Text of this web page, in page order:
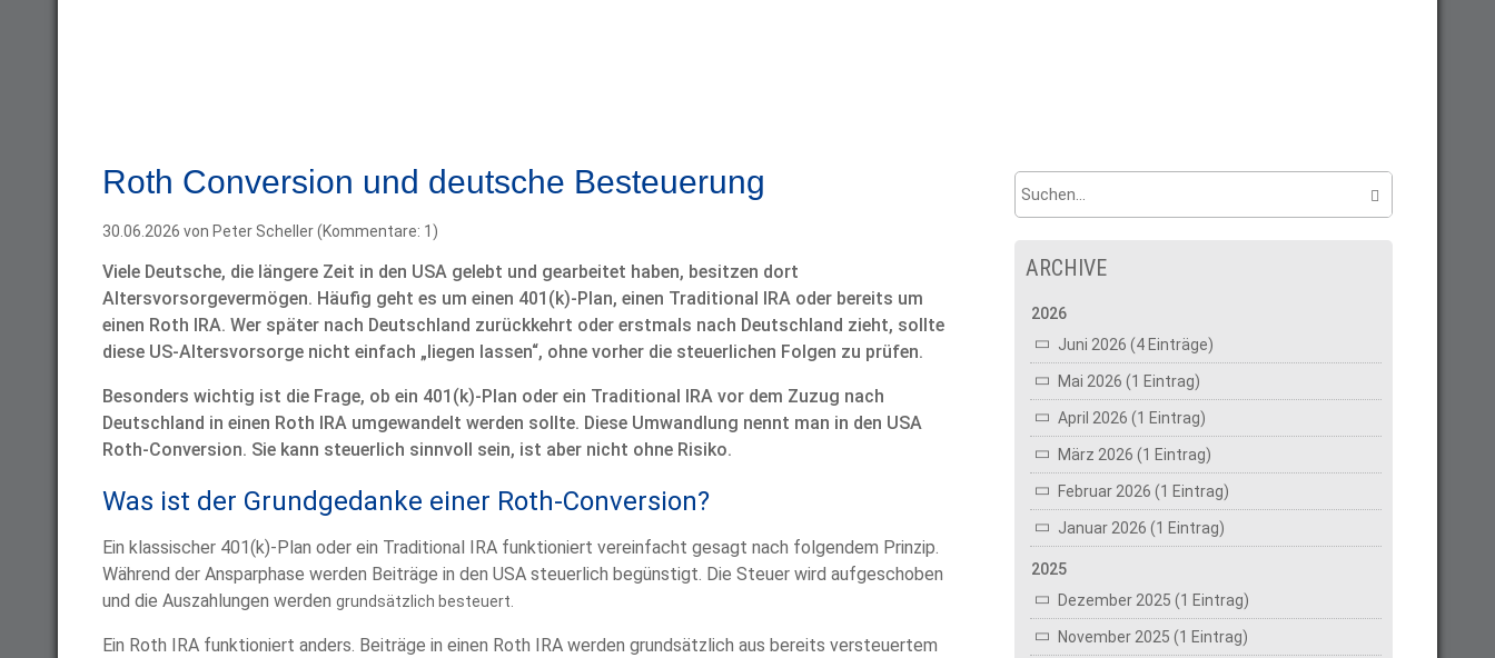
ARCHIVE
2026
Juni 2026 (4 Einträge)
Mai 2026 (1 Eintrag)
April 2026 (1 Eintrag)
März 2026 (1 Eintrag)
Februar 2026 (1 Eintrag)
Januar 2026 (1 Eintrag)
2025
Dezember 2025 (1 Eintrag)
November 2025 (1 Eintrag)
Roth Conversion und deutsche Besteuerung
30.06.2026 von Peter Scheller (Kommentare: 1)
Viele Deutsche, die längere Zeit in den USA gelebt und gearbeitet haben, besitzen dort
Altersvorsorgevermögen. Häufig geht es um einen 401(k)-Plan, einen Traditional IRA oder bereits um
einen Roth IRA. Wer später nach Deutschland zurückkehrt oder erstmals nach Deutschland zieht, sollte
diese US-Altersvorsorge nicht einfach „liegen lassen“, ohne vorher die steuerlichen Folgen zu prüfen.
Besonders wichtig ist die Frage, ob ein 401(k)-Plan oder ein Traditional IRA vor dem Zuzug nach
Deutschland in einen Roth IRA umgewandelt werden sollte. Diese Umwandlung nennt man in den USA
Roth-Conversion. Sie kann steuerlich sinnvoll sein, ist aber nicht ohne Risiko.
Was ist der Grundgedanke einer Roth-Conversion?
Ein klassischer 401(k)-Plan oder ein Traditional IRA funktioniert vereinfacht gesagt nach folgendem Prinzip.
Während der Ansparphase werden Beiträge in den USA steuerlich begünstigt. Die Steuer wird aufgeschoben
und die Auszahlungen werden grundsätzlich besteuert.
Ein Roth IRA funktioniert anders. Beiträge in einen Roth IRA werden grundsätzlich aus bereits versteuertem